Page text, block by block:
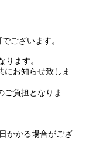
ございます。
ます。
お知らせ致しま
ご負担となりま
かかる場合がござ